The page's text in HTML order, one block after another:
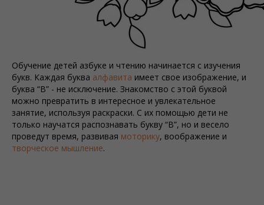
Обучение детей азбуке и чтению начинается с изучения
букв. Каждая буква алфавита имеет свое изображение, и
буква “В” - не исключение. Знакомство с этой буквой
можно превратить в интересное и увлекательное
занятие, используя раскраски. С их помощью дети не
только научатся распознавать букву “В”, но и весело
проведут время, развивая моторику, воображение и
творческое мышление.